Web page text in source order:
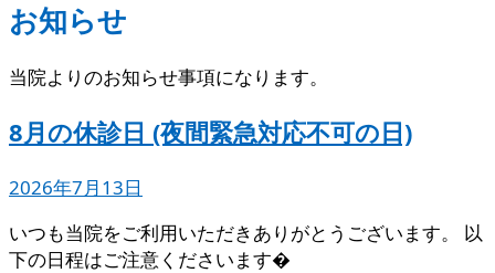
お知らせ
当院よりのお知らせ事項になります。
8月の休診日 (夜間緊急対応不可の日)
2026年7月13日
いつも当院をご利用いただきありがとうございます。 以
下の日程はご注意くださいます�